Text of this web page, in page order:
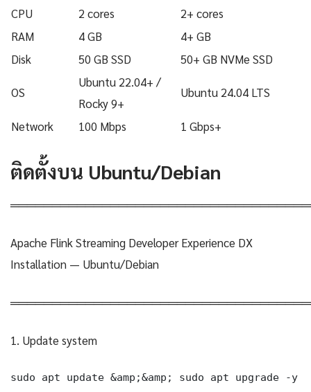
CPU
2 cores
2+ cores
RAM
4 GB
4+ GB
Disk
50 GB SSD 50+ GB NVMe SSD
OS
Ubuntu 22.04+ /
Rocky 9+
Ubuntu 24.04 LTS
Network 100 Mbps 1 Gbps+
ติดตั้งบน Ubuntu/Debian
Apache Flink Streaming Developer Experience DX
Installation — Ubuntu/Debian
1. Update system
sudo apt update &amp;&amp; sudo apt upgrade -y